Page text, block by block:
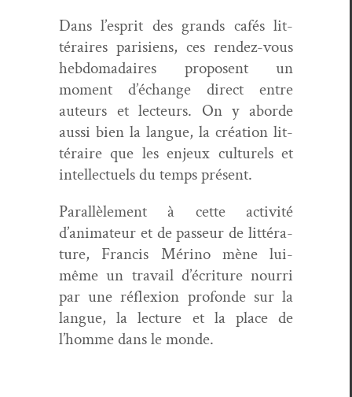
Dans l’esprit des grands cafés lit­
téraires parisiens, ces ren­dez-vous
heb­do­madaires pro­posent un
moment d’échange direct entre
auteurs et lecteurs. On y abor­de
aus­si bien la langue, la créa­tion lit­
téraire que les enjeux cul­turels et
intel­lectuels du temps présent.
Par­al­lèle­ment à cette activ­ité
d’animateur et de passeur de lit­téra­
ture, Fran­cis Méri­no mène lui-
même un tra­vail d’écriture nour­ri
par une réflex­ion pro­fonde sur la
langue, la lec­ture et la place de
l’homme dans le monde.